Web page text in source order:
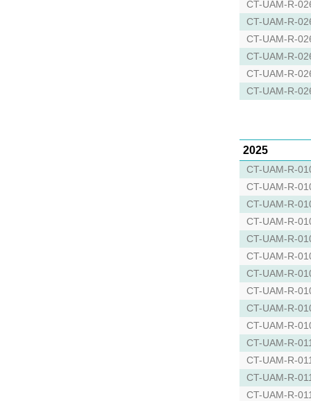
CT-UAM-R-
CT-UAM-R-
CT-UAM-R-
CT-UAM-R-
CT-UAM-R-
CT-UAM-R-
2025
CT-UAM-R-
CT-UAM-R-
CT-UAM-R-
CT-UAM-R-
CT-UAM-R-
CT-UAM-R-
CT-UAM-R-
CT-UAM-R-
CT-UAM-R-
CT-UAM-R-
CT-UAM-R-
CT-UAM-R-
CT-UAM-R-
CT-UAM-R-